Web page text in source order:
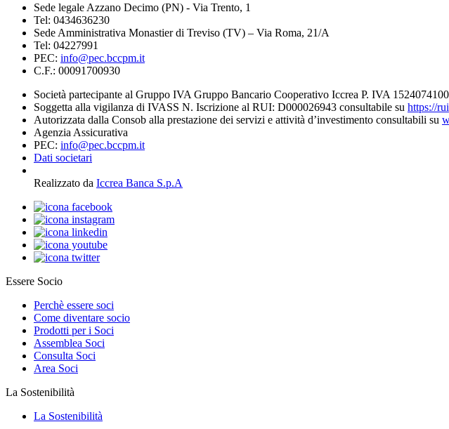
Sede legale Azzano Decimo (PN) - Via Trento, 1
Tel: 0434636230
Sede Amministrativa Monastier di Treviso (TV) – Via Roma, 21/A
Tel: 04227991
PEC: info@pec.bccpm.it
C.F.: 00091700930
Società partecipante al Gruppo IVA Gruppo Bancario Cooperativo Iccrea P. IVA
Soggetta alla vigilanza di IVASS N. Iscrizione al RUI: D000026943 consultabile su https://
Autorizzata dalla Consob alla prestazione dei servizi e attività d’investimento consultabili su
Agenzia Assicurativa
PEC: info@pec.bccpm.it
Dati societari
Realizzato da Iccrea Banca S.p.A
Essere Socio
Perchè essere soci
Come diventare socio
Prodotti per i Soci
Assemblea Soci
Consulta Soci
Area Soci
La Sostenibilità
La Sostenibilità